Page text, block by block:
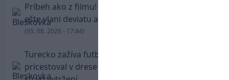
Príbeh ako z filmu! Hrdina Slovana Kianga hral
ešte vlani deviatu anglickú ligu
(05. 08. 2026 - 17:44)
Turecko zažíva futbalové šialenstvo! Salah
pricestoval v drese Trabzonsporu, fanúšikovia